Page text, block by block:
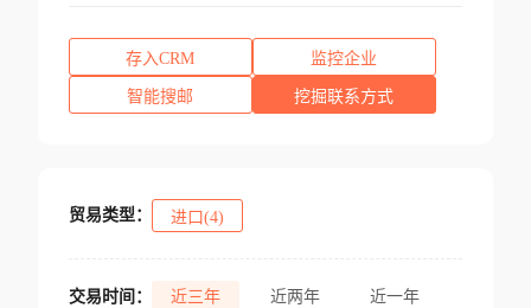
存入CRM 监控企业
智能搜邮 挖掘联系方式
贸易类型： 进口(4)
交易时间： 近三年 近两年 近一年